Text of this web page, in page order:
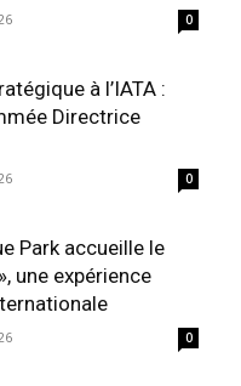
0
à l’IATA :
Directrice
0
Park accueille le
une expérience
0